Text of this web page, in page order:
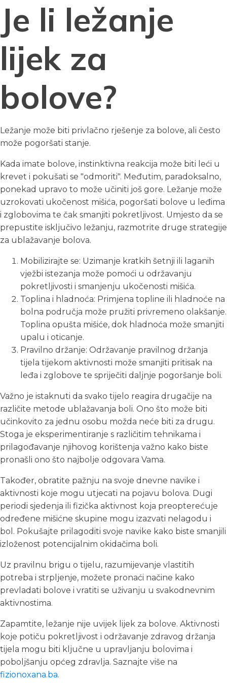
Je li ležanje
lijek za
bolove?
Ležanje može biti privlačno rješenje za bolove, ali često
može pogoršati stanje.
Kada imate bolove, instinktivna reakcija može biti leći u
krevet i pokušati se "odmoriti". Međutim, paradoksalno,
ponekad upravo to može učiniti još gore. Ležanje može
uzrokovati ukočenost mišića, pogoršati bolove u leđima
i zglobovima te čak smanjiti pokretljivost. Umjesto da se
prepustite isključivo ležanju, razmotrite druge strategije
za ublažavanje bolova.
Mobilizirajte se: Uzimanje kratkih šetnji ili laganih
vježbi istezanja može pomoći u održavanju
pokretljivosti i smanjenju ukočenosti mišića.
Toplina i hladnoća: Primjena topline ili hladnoće na
bolna područja može pružiti privremeno olakšanje.
Toplina opušta mišiće, dok hladnoća može smanjiti
upalu i oticanje.
Pravilno držanje: Održavanje pravilnog držanja
tijela tijekom aktivnosti može smanjiti pritisak na
leđa i zglobove te spriječiti daljnje pogoršanje boli.
Važno je istaknuti da svako tijelo reagira drugačije na
različite metode ublažavanja boli. Ono što može biti
učinkovito za jednu osobu možda neće biti za drugu.
Stoga je eksperimentiranje s različitim tehnikama i
prilagođavanje njihovog korištenja važno kako biste
pronašli ono što najbolje odgovara Vama.
Također, obratite pažnju na svoje dnevne navike i
aktivnosti koje mogu utjecati na pojavu bolova. Dugi
periodi sjedenja ili fizička aktivnost koja preopterećuje
određene mišićne skupine mogu izazvati nelagodu i
bol. Pokušajte prilagoditi svoje navike kako biste smanjili
izloženost potencijalnim okidačima boli.
Uz pravilnu brigu o tijelu, razumijevanje vlastitih
potreba i strpljenje, možete pronaći načine kako
prevladati bolove i vratiti se uživanju u svakodnevnim
aktivnostima.
Zapamtite, ležanje nije uvijek lijek za bolove. Aktivnosti
koje potiču pokretljivost i održavanje zdravog držanja
tijela mogu biti ključne u upravljanju bolovima i
poboljšanju općeg zdravlja. Saznajte više na
fizionoxana.ba.